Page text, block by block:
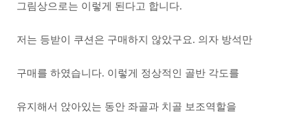
그림상으로는 이렇게 된다고 합니다.
저는 등받이 쿠션은 구매하지 않았구요. 의자 방석만
구매를 하였습니다. 이렇게 정상적인 골반 각도를
유지해서 앉아있는 동안 좌골과 치골 보조역할을